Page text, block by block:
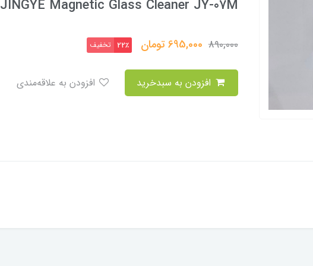
JINGYE Magnetic Glass Cleaner JY-07M
890,000
695,000تومان 22٪ تخفیف